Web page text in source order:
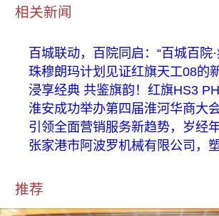
相关新闻
百城联动，百院同启：“百城百院
珠穆朗玛计划见证红旗天工08的
浸享经典 共鉴旗韵！红旗HS3
淮安成功举办第四届淮河华商大
引领全面营销服务新趋势，岁经
张家港市阿波罗机械有限公司，
推荐